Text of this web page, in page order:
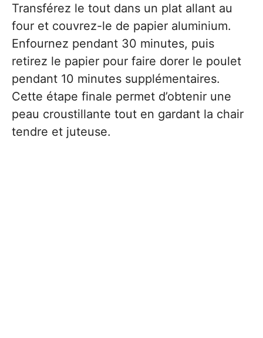
Transférez le tout dans un plat allant au
four et couvrez-le de papier aluminium.
Enfournez pendant 30 minutes, puis
retirez le papier pour faire dorer le poulet
pendant 10 minutes supplémentaires.
Cette étape finale permet d’obtenir une
peau croustillante tout en gardant la chair
tendre et juteuse.